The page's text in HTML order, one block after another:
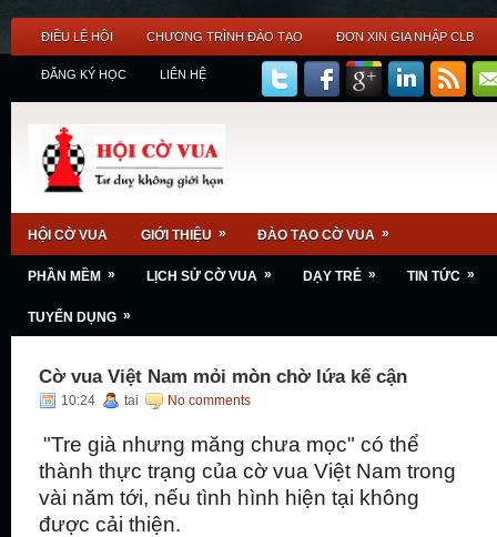
ĐIỀU LỆ HỘI CHƯƠNG TRÌNH ĐÀO TẠO ĐƠN XIN GIA NHẬP CLB
ĐĂNG KÝ HỌC LIÊN HỆ
HỘI CỜ VUA GIỚI THIỆU » ĐÀO TẠO CỜ VUA »
PHẦN MỀM » LỊCH SỬ CỜ VUA » DẠY TRẺ » TIN TỨC »
TUYỂN DỤNG »
Cờ vua Việt Nam mỏi mòn chờ lứa kế cận
10:24 tai No comments
"Tre già nhưng măng chưa mọc" có thể
thành thực trạng của cờ vua Việt Nam trong
vài năm tới, nếu tình hình hiện tại không
được cải thiện.